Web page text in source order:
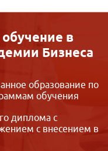
в
Бизнеса
образование по
обучения
диплома с
с внесением в